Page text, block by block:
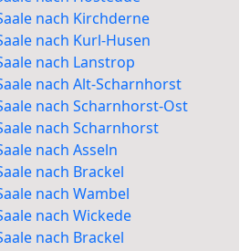
nach Kirchderne
nach Kurl-Husen
nach Lanstrop
nach Alt-Scharnhorst
nach Scharnhorst-Ost
nach Scharnhorst
nach Asseln
nach Brackel
nach Wambel
nach Wickede
nach Brackel